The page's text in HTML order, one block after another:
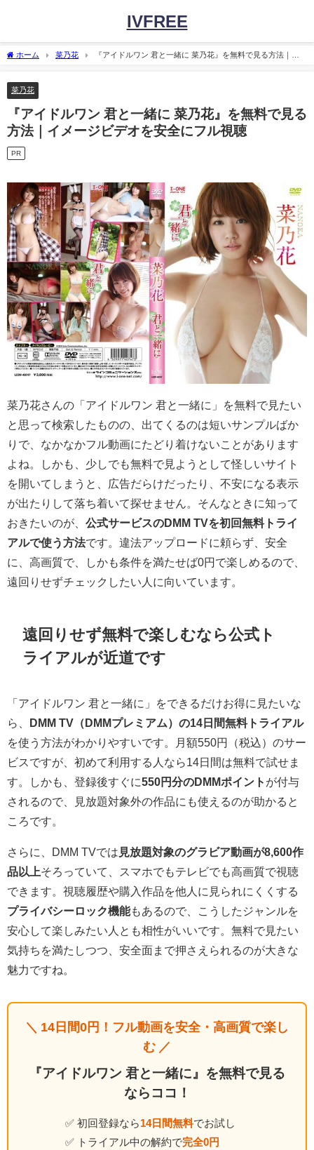
IVFREE
ホーム 菜乃花
『アイドルワン 君と一緒に 菜乃花』を無料で見る方法｜イ
菜乃花
『アイドルワン 君と一緒に 菜乃花』を無料で見る
方法｜イメージビデオを安全にフル視聴
PR
菜乃花さんの「アイドルワン 君と一緒に」を無料で見たい
と思って検索したものの、出てくるのは短いサンプルばか
りで、なかなかフル動画にたどり着けないことがあります
よね。しかも、少しでも無料で見ようとして怪しいサイト
を開いてしまうと、広告だらけだったり、不安になる表示
が出たりして落ち着いて探せません。そんなときに知って
おきたいのが、 公式サービスのDMM TVを初回無料トライ
アルで使う方法です。違法アップロードに頼らず、安全
に、高画質で、しかも条件を満たせば0円で楽しめるので、
遠回りせずチェックしたい人に向いています。
遠回りせず無料で楽しむなら公式ト
ライアルが近道です
「アイドルワン 君と一緒に」をできるだけお得に見たいな
ら、 DMM TV（DMMプレミアム）の14日間無料トライアル
を使う方法がわかりやすいです。月額550円（税込）のサー
ビスですが、初めて利用する人なら14日間は無料で試せま
す。しかも、登録後すぐに550円分のDMMポイント が付与
されるので、見放題対象外の作品にも使えるのが助かると
ころです。
さらに、DMM TVでは 見放題対象のグラビア動画が8,600作
品以上そろっていて、スマホでもテレビでも高画質で視聴
できます。視聴履歴や購入作品を他人に見られにくくする
プライバシーロック機能もあるので、こうしたジャンルを
安心して楽しみたい人とも相性がいいです。無料で見たい
気持ちを満たしつつ、安全面まで押さえられるのが大きな
魅力ですね。
＼ 14日間0円！フル動画を安全・高画質で楽し
む ／
『アイドルワン 君と一緒に』を無料で見る
ならココ！
✅ 初回登録なら 14日間無料でお試し
✅ トライアル中の解約で完全0円